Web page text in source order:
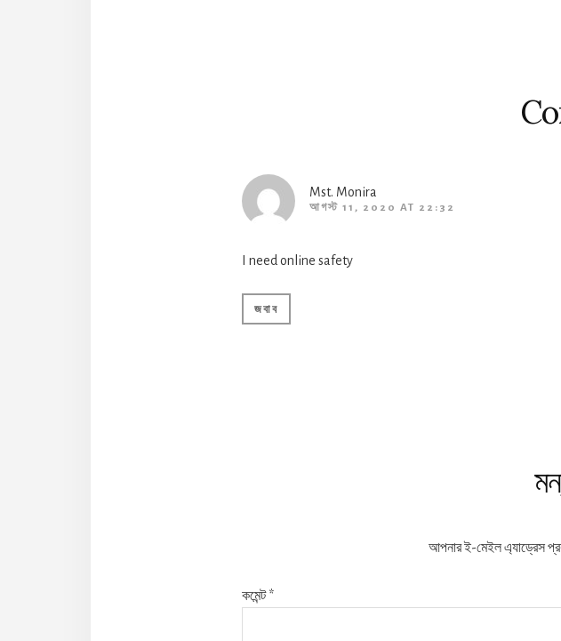
Mst. Monira
আগস্ট 11, 2020 AT 22:32
I need online safety
জবাব
আপনার ই-মেইল এ্যাড্রেস
কমেন্ট*